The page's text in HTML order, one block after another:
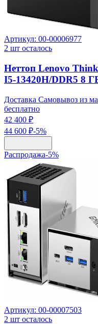
Артикул: 00-00006977
2 шт осталось
Неттоп Lenovo
I5-13420H/DDR5 8
Доставка Самовывоз из
бесплатно
42 400 ₽
44 600 ₽-5%
Распродажа-5%
Артикул: 00-00007503
2 шт осталось